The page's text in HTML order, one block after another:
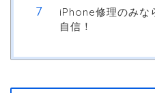
iPhone修理のみな
自信！